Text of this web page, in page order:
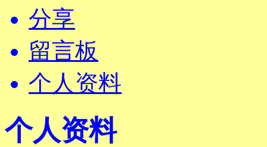
分享
留言板
个人资料
个人资料